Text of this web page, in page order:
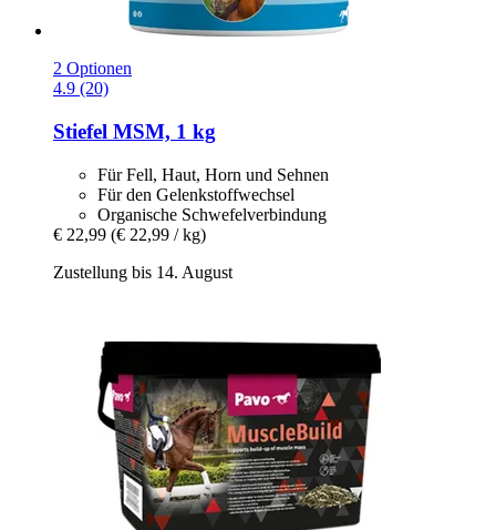
2 Optionen
4.9 (20)
Stiefel MSM, 1 kg
Für Fell, Haut, Horn und Sehnen
Für den Gelenkstoffwechsel
Organische Schwefelverbindung
€ 22,99 (€ 22,99 / kg)
Zustellung bis 14. August